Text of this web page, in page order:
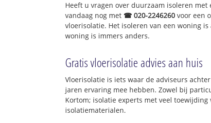
Heeft u vragen over duurzaam isoleren met
vandaag nog met ☎ 020-2246260 voor een
vloerisolatie. Het isoleren van een woning
woning is immers anders.
Gratis vloerisolatie advies aan huis
Vloerisolatie is iets waar de adviseurs
jaren ervaring mee hebben. Zowel bij
Kortom; isolatie experts met veel
isolatiematerialen.